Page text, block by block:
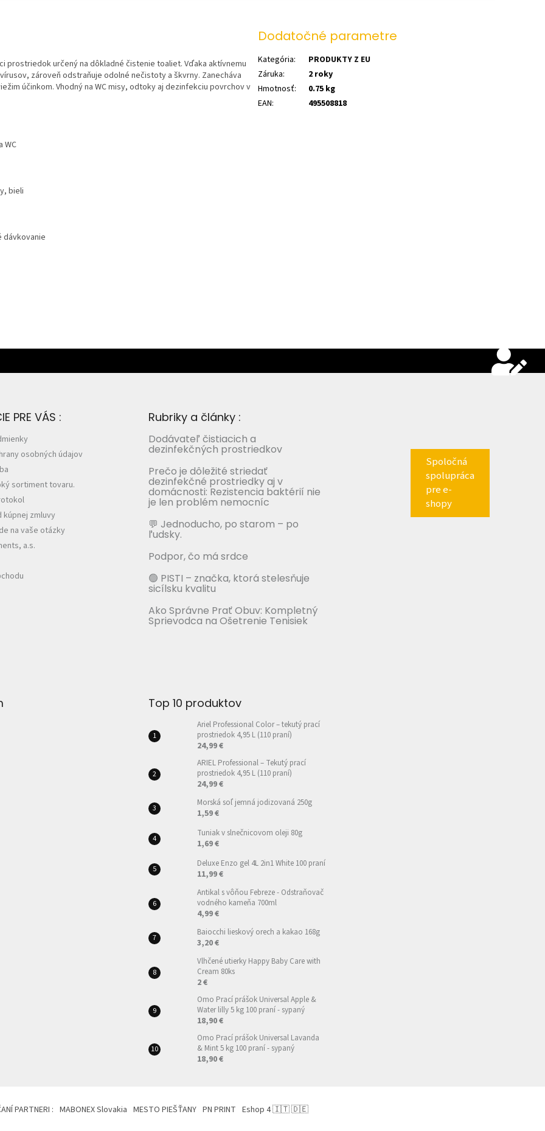
prostriedok určený na dôkladné čistenie toaliet. Vďaka aktívnemu
zároveň odstraňuje odolné nečistoty a škvrny. Zanecháva
účinkom. Vhodný na WC misy, odtoky aj dezinfekciu povrchov v
WC
bieli
dávkovanie
Dodatočné parametre
Kategória:
PRODUKTY Z EU
Záruka:
2 roky
Hmotnosť:
0.75 kg
EAN: 495508818
PRE VÁS :
osobných údajov
sortiment tovaru.
zmluvy
na vaše otázky
a.s.
Rubriky a články :
Dodávateľ čistiacich a
dezinfekčných prostriedkov
Prečo je dôležité striedať
dezinfekčné prostriedky aj v
domácnosti: Rezistencia baktérií nie
je len problém nemocníc
💬 Jednoducho, po starom – po
ľudsky.
Podpor, čo má srdce
🟢 PISTI – značka, ktorá stelesňuje
sicílsku kvalitu
Ako Správne Prať Obuv: Kompletný
Sprievodca na Ošetrenie Tenisiek
Spoločná
spolupráca
pre e-
shopy
Top 10 produktov
Ariel Professional Color – tekutý prací
prostriedok 4,95 L (110 praní)
24,99 €
ARIEL Professional – Tekutý prací
prostriedok 4,95 L (110 praní)
24,99 €
Morská soľ jemná jodizovaná 250g
1,59 €
Tuniak v slnečnicovom oleji 80g
1,69 €
Deluxe Enzo gel 4L 2in1 White 100 praní
11,99 €
Antikal s vôňou Febreze - Odstraňovač
vodného kameňa 700ml
4,99 €
Baiocchi lieskový orech a kakao 168g
3,20 €
Vlhčené utierky Happy Baby Care with
Cream 80ks
2 €
Omo Prací prášok Universal Apple &
Water lilly 5 kg 100 praní - sypaný
18,90 €
Omo Prací prášok Universal Lavanda
& Mint 5 kg 100 praní - sypaný
18,90 €
PARTNERI : MABONEX Slovakia MESTO PIEŠŤANY PN PRINT Eshop 4 🇮🇹 🇩🇪